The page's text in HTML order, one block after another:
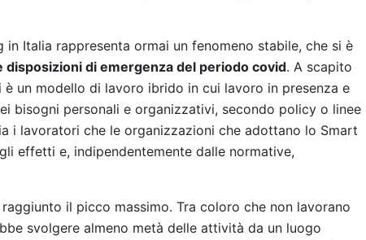
in Italia rappresenta ormai un fenomeno stabile, che si è
disposizioni di emergenza del periodo covid. A scapito
un modello di lavoro ibrido in cui lavoro in presenza e
bisogni personali e organizzativi, secondo policy o linee
i lavoratori che le organizzazioni che adottano lo Smart
effetti e, indipendentemente dalle normative,
il picco massimo. Tra coloro che non lavorano
svolgere almeno metà delle attività da un luogo